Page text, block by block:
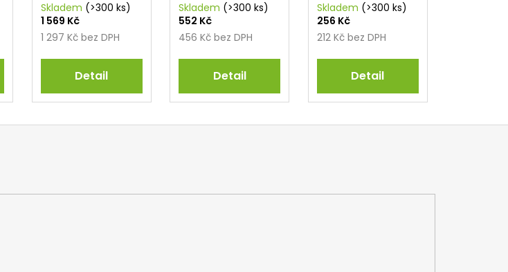
Skladem (>300 ks)
1 297 Kč bez DPH
1 569 Kč
Detail
Skladem (>300 ks)
456 Kč bez DPH
552 Kč
Detail
RAL9010
Skladem (>300 ks)
212 Kč bez DPH
256 Kč
Detail